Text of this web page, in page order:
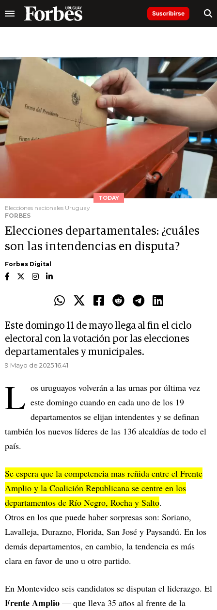
Suscribirse
TODAY
Elecciones nacionales Uruguay
FORBES
Elecciones departamentales: ¿cuáles
son las intendencias en disputa?
Forbes Digital
Este domingo 11 de mayo llega al fin el ciclo
electoral con la votación por las elecciones
departamentales y municipales.
9 Mayo de 2025 16.41
L os uruguayos volverán a las urnas por última vez
este domingo cuando en cada uno de los 19
departamentos se elijan intendentes y se definan
también los nuevos líderes de las 136 alcaldías de todo el
país.
Se espera que la competencia mas reñida entre el Frente
Amplio y la Coalición Republicana se centre en los
departamentos de Río Negro, Rocha y Salto.
Otros en los que puede haber sorpresas son: Soriano,
Lavalleja, Durazno, Florida, San José y Paysandú. En los
demás departamentos, en cambio, la tendencia es más
clara en favor de uno u otro partido.
En Montevideo seis candidatos se disputan el liderazgo. El
Frente Amplio — que lleva 35 años al frente de la